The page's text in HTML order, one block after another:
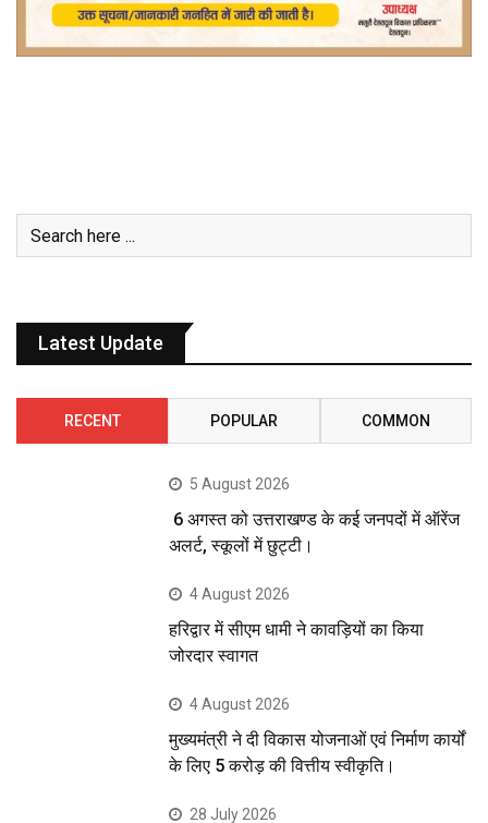
Latest Update
RECENT POPULAR COMMON
5 August 2026
6 अगस्त को उत्तराखण्ड के कई जनपदों में ऑरेंज
अलर्ट, स्कूलों में छुट्टी।
4 August 2026
हरिद्वार में सीएम धामी ने कावड़ियों का किया
जोरदार स्वागत
4 August 2026
मुख्यमंत्री ने दी विकास योजनाओं एवं निर्माण कार्यों
के लिए 5 करोड़ की वित्तीय स्वीकृति।
28 July 2026